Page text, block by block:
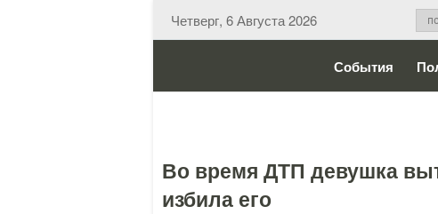
Четверг, 6 Августа 2026
События
Во время ДТП девушка
избила его